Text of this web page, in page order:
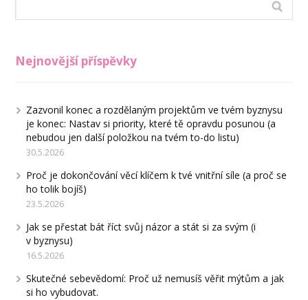
Nejnovější příspěvky
Zazvonil konec a rozdělaným projektům ve tvém byznysu
je konec: Nastav si priority, které tě opravdu posunou (a
nebudou jen další položkou na tvém to-do listu)
30.5.2026
Proč je dokončování věcí klíčem k tvé vnitřní síle (a proč se
ho tolik bojíš)
23.5.2026
Jak se přestat bát říct svůj názor a stát si za svým (i
v byznysu)
16.5.2026
Skutečné sebevědomí: Proč už nemusíš věřit mýtům a jak
si ho vybudovat.